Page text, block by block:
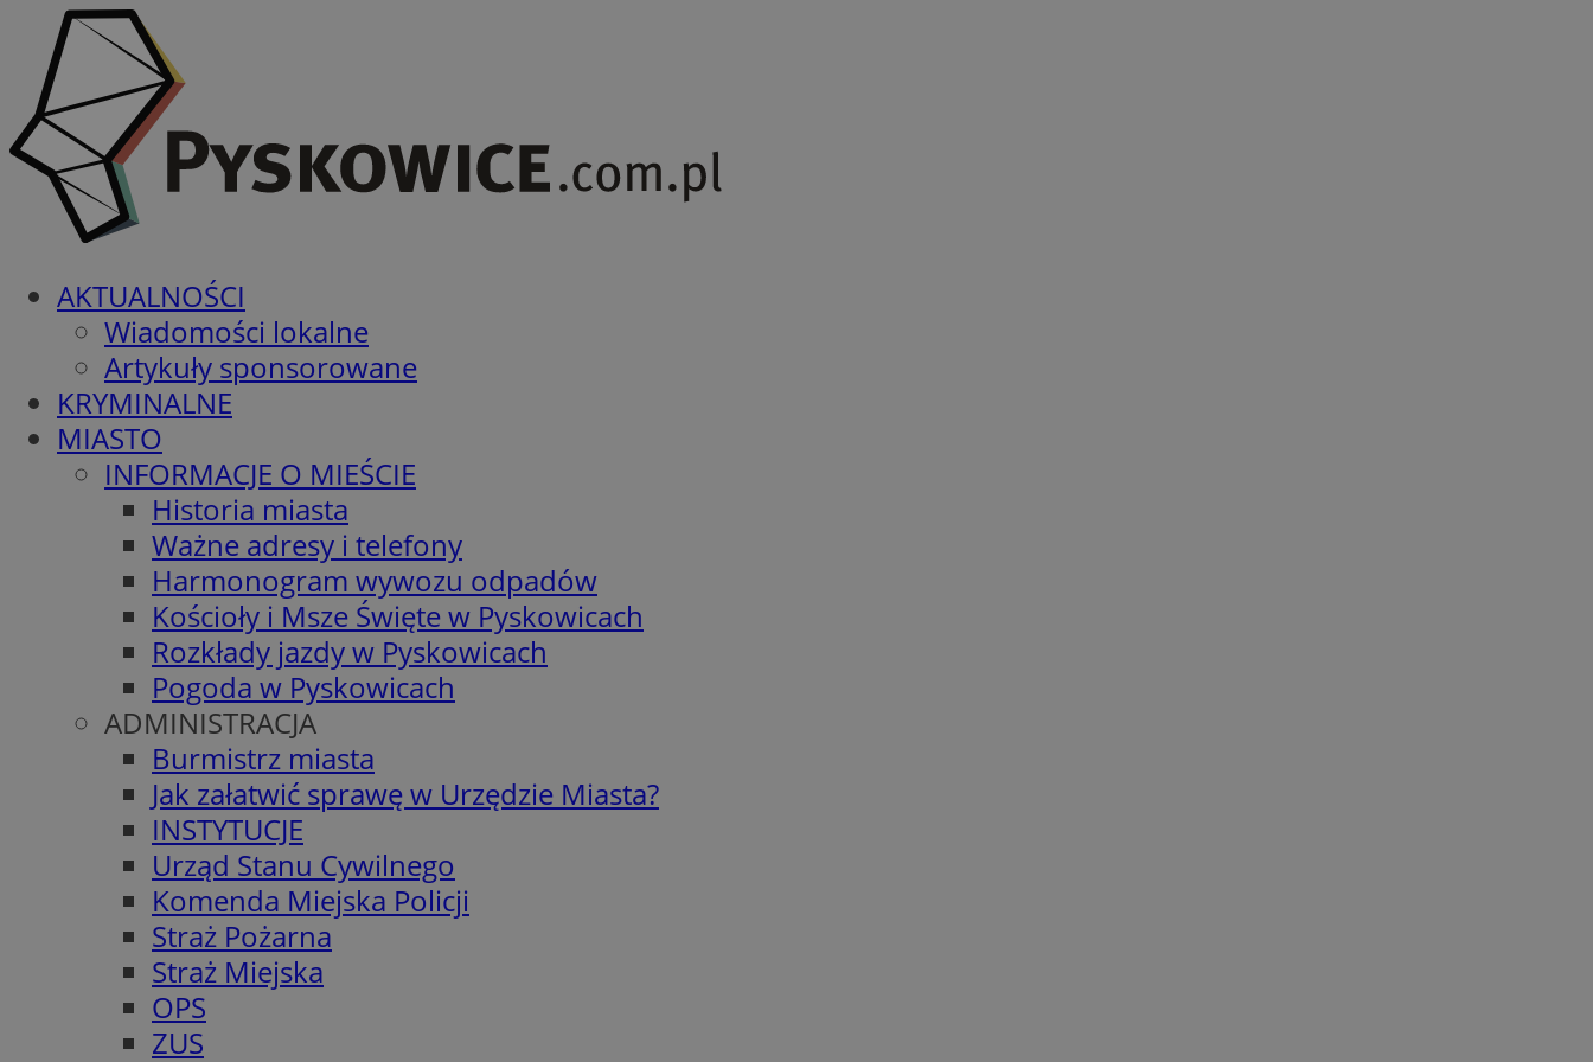
AKTUALNOŚCI
Wiadomości lokalne
Artykuły sponsorowane
KRYMINALNE
MIASTO
INFORMACJE O MIEŚCIE
Historia miasta
Ważne adresy i telefony
Harmonogram wywozu odpadów
Kościoły i Msze Święte w Pyskowicach
Rozkłady jazdy w Pyskowicach
Pogoda w Pyskowicach
ADMINISTRACJA
Burmistrz miasta
Jak załatwić sprawę w Urzędzie Miasta?
INSTYTUCJE
Urząd Stanu Cywilnego
Komenda Miejska Policji
Straż Pożarna
Straż Miejska
OPS
ZUS